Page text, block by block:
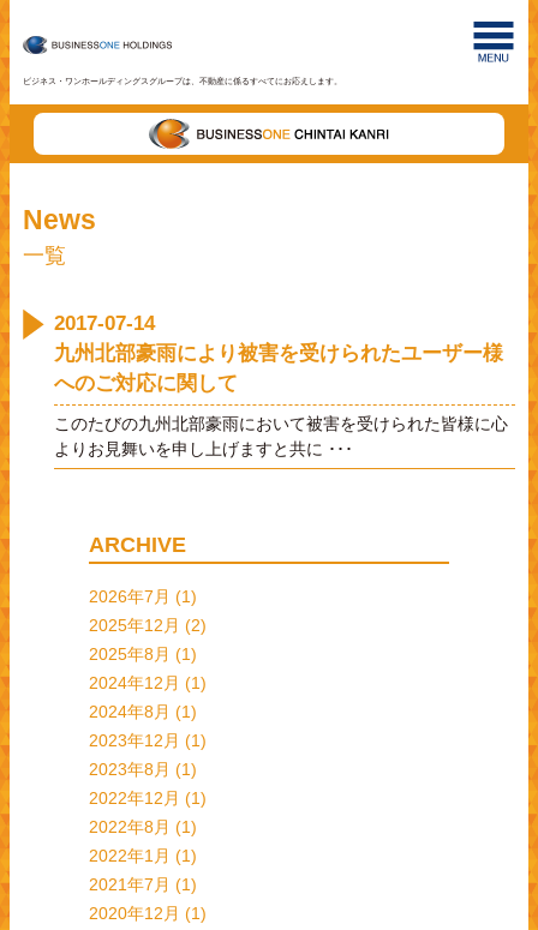
ビジネス・ワンホールディングスグループは、不動産に係るすべてにお応えします。
News
一覧
2017-07-14
九州北部豪雨により被害を受けられたユーザー様
へのご対応に関して
このたびの九州北部豪雨において被害を受けられた皆様に心
よりお見舞いを申し上げますと共に ･･･
ARCHIVE
2026年7月 (1)
2025年12月 (2)
2025年8月 (1)
2024年12月 (1)
2024年8月 (1)
2023年12月 (1)
2023年8月 (1)
2022年12月 (1)
2022年8月 (1)
2022年1月 (1)
2021年7月 (1)
2020年12月 (1)